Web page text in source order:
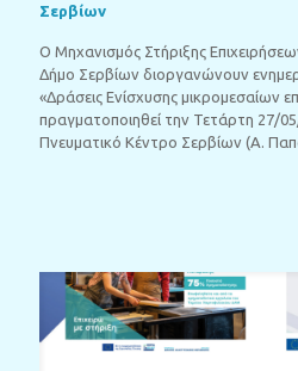
Σερβίων
Ο Μηχανισμός Στήριξης
Δήμο Σερβίων διοργανώνουν
«Δράσεις Ενίσχυσης μικρομεσαίων
πραγματοποιηθεί την Τετάρτη 27/
Πνευματικό Κέντρο Σερβίων (Α.